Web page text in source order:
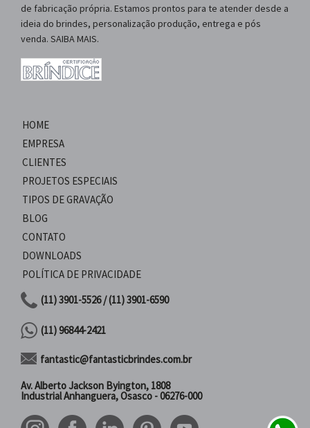
de fabricação própria. Estamos prontos para te atender desde a
ideia do brindes, personalização produção, entrega e pós
venda. SAIBA MAIS.
HOME
EMPRESA
CLIENTES
PROJETOS ESPECIAIS
TIPOS DE GRAVAÇÃO
BLOG
CONTATO
DOWNLOADS
POLÍTICA DE PRIVACIDADE
(11) 3901-5526 / (11) 3901-6590
(11) 96844-2421
fantastic@fantasticbrindes.com.br
Av. Alberto Jackson Byington, 1808
Industrial Anhanguera, Osasco - 06276-000